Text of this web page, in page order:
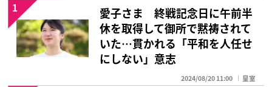
愛子さま 終戦記念日に午前半
休を取得して御所で黙祷されて
いた…貫かれる「平和を人任せ
にしない」意志
2024/08/20 11:00 皇室
1